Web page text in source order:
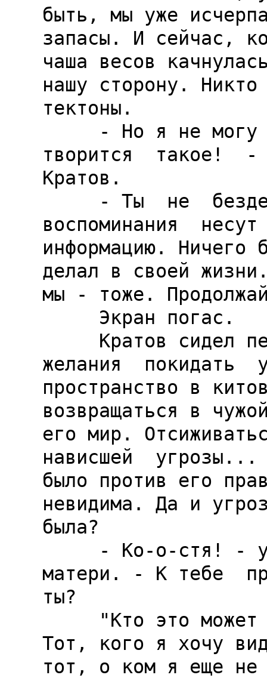
быть, мы уже
запасы. И сейчас,
чаша весов
нашу сторону.
тектоны.
творится  такое!  -
Кратов.
воспоминания
информацию. Ничего
делал в своей
мы - тоже.
желания  покидать
пространство в
возвращаться в
его мир.
нависшей
было против его
невидима. Да и
была?
матери. - К тебе
ты?
Тот, кого я хочу
тот, о ком я еще не